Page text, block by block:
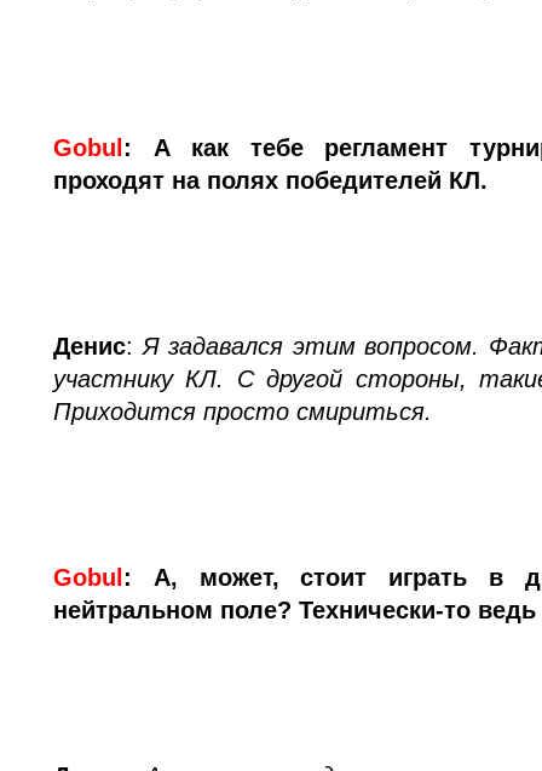
Gobul : А как тебе регламент
проходят на полях победителей КЛ.
Денис: Я задавался этим вопросом.
участнику КЛ. С другой стороны,
Приходится просто смириться.
Gobul : А, может, стоит играть в
нейтральном поле? Технически-то